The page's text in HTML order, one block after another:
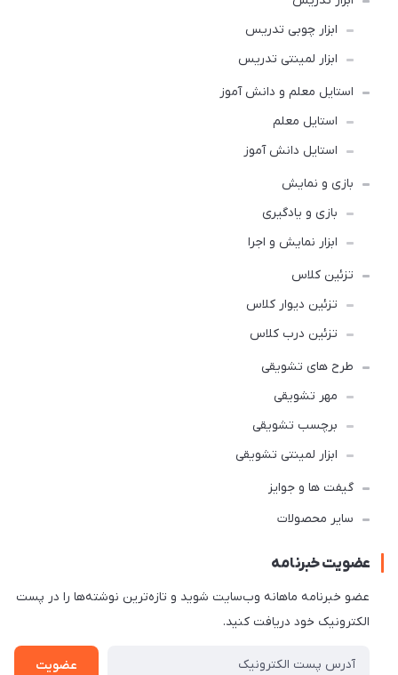
ابزار چوبی تدریس
ابزار لمینتی تدریس
استایل معلم و دانش آموز
استایل معلم
استایل دانش آموز
بازی و نمایش
بازی و یادگیری
ابزار نمایش و اجرا
تزئین کلاس
تزئین دیوار کلاس
تزئین درب کلاس
طرح های تشویقی
مهر تشویقی
برچسب تشویقی
ابزار لمینتی تشویقی
گیفت ها و جوایز
سایر محصولات
عضویت خبرنامه
عضو خبرنامه ماهانه وب‌سایت شوید و تازه‌ترین نوشته‌ها را در پست
الکترونیک خود دریافت کنید.
عضویت